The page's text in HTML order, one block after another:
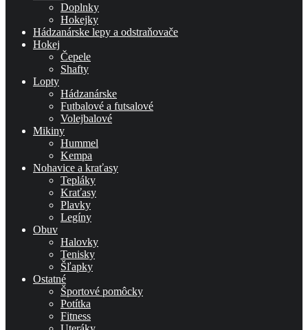
Doplnky
Hokejky
Hádzanárske lepy a odstraňovače
Hokej
Čepele
Shafty
Lopty
Hádzanárske
Futbalové a futsalové
Volejbalové
Mikiny
Hummel
Kempa
Nohavice a kraťasy
Tepláky
Kraťasy
Plavky
Legíny
Obuv
Halovky
Tenisky
Šľapky
Ostatné
Športové pomôcky
Potítka
Fitness